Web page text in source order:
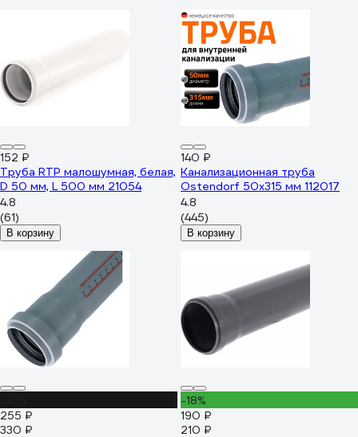
152 ₽
Труба RTP малошумная, белая,
D 50 мм, L 500 мм 21054
4.8
(61)
В корзину
140 ₽
Канализационная труба
Ostendorf 50х315 мм 112017
4.8
(445)
В корзину
255 ₽
330 ₽
-18%
190 ₽
210 ₽